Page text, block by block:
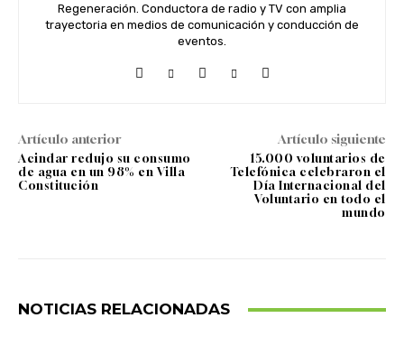
Regeneración. Conductora de radio y TV con amplia
trayectoria en medios de comunicación y conducción de
eventos.
Artículo anterior
Acindar redujo su consumo
de agua en un 98% en Villa
Constitución
Artículo siguiente
15.000 voluntarios de
Telefónica celebraron el
Día Internacional del
Voluntario en todo el
mundo
NOTICIAS RELACIONADAS